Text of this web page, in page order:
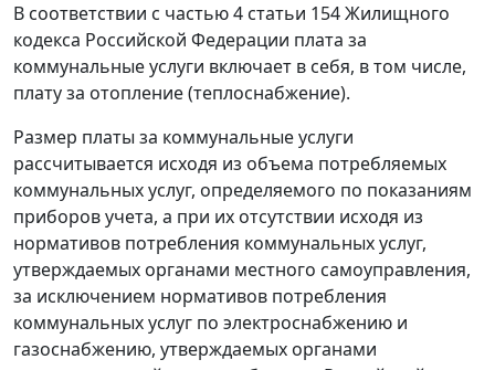
В соответствии с частью 4 статьи 154Жилищного
кодекса Российской Федерации плата за
коммунальные услуги включает в себя, в том числе,
плату за отопление (теплоснабжение).
Размер платы за коммунальные услуги
рассчитывается исходя из объема потребляемых
коммунальных услуг, определяемого по показаниям
приборов учета, а при их отсутствии исходя из
нормативов потребления коммунальных услуг,
утверждаемых органами местного самоуправления,
за исключением нормативов потребления
коммунальных услуг по электроснабжению и
газоснабжению, утверждаемых органами